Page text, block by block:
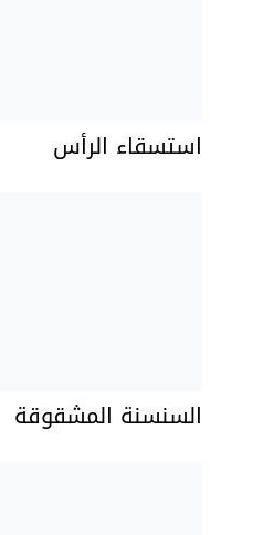
استسقاء الرأس
السنسنة المشقوقة